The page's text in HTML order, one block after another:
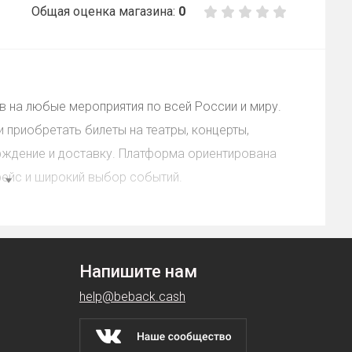
Общая оценка магазина: 0
на любые мероприятия по всей России и миру.
билеты на театры, концерты,
и доставку. Платформа ориентирована
и широкий выбор событий.
купоном
на покупки. В чем отличие от других
Напишите нам
help@beback.cash